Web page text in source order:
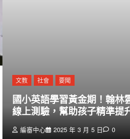
文教 社會 要聞
國小英語學習黃金期！翰林
線上測驗，幫助孩子精準提
編審中心 2025 年 3 月 5 日 0